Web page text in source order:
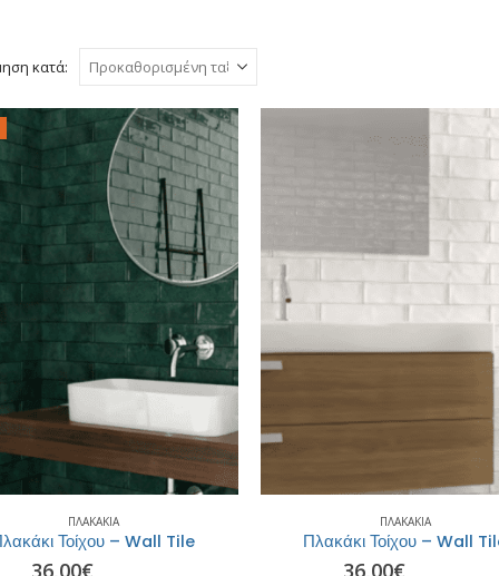
κατά:
ΠΛΑΚΆΚΙΑ
Τοίχου – Wall Tile
36,00€
ΠΛΑΚΆΚΙΑ
Πλακάκι Τοίχου – Wall
36,00€